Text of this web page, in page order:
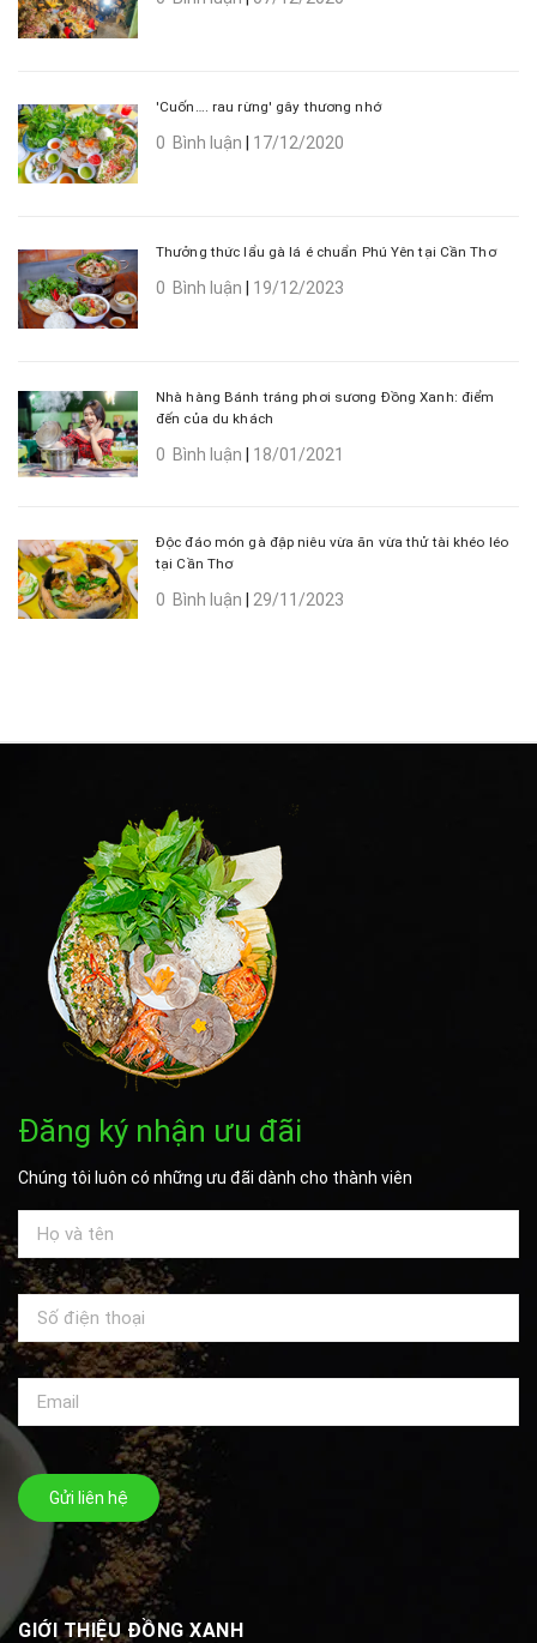
'Cuốn…. rau rừng' gây thương nhớ
0 Bình luận 17/12/2020
Thưởng thức lẩu gà lá é chuẩn Phú Yên tại Cần Thơ
0 Bình luận 19/12/2023
Nhà hàng Bánh tráng phơi sương Đồng Xanh: điểm
đến của du khách
0 Bình luận 18/01/2021
Độc đáo món gà đập niêu vừa ăn vừa thử tài khéo léo
tại Cần Thơ
0 Bình luận 29/11/2023
Đăng ký nhận ưu đãi
Chúng tôi luôn có những ưu đãi dành cho thành viên
Gửi liên hệ
GIỚI THIỆU ĐỒNG XANH